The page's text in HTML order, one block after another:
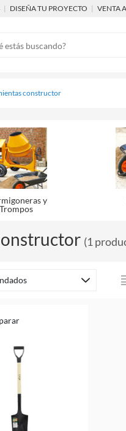
| DISEÑA TU PROYECTO | VENTA
constructor
y
Trompos
(1